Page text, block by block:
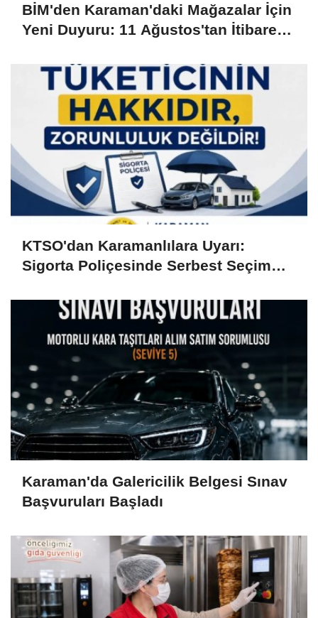
BİM'den Karaman'daki Mağazalar İçin
Yeni Duyuru: 11 Ağustos'tan İtibaren
KTSO'dan Karamanlılara Uyarı:
Sigorta Poliçesinde Serbest Seçim
Karaman'da Galericilik Belgesi Sınav
Başvuruları Başladı